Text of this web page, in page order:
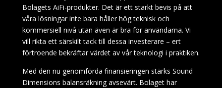
Bolagets AiFi-produkter. Det är ett starkt bevis på att
våra lösningar inte bara håller hög teknisk och
kommersiell nivå utan även är bra för användarna. Vi
vill rikta ett särskilt tack till dessa investerare – ert
förtroende bekräftar värdet av vår teknologi i praktiken.
Med den nu genomförda finansieringen stärks Sound
Dimensions balansräkning avsevärt. Bolaget har